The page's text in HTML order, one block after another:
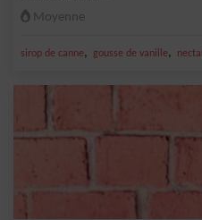
Moyenne
sirop de canne, gousse de vanille,